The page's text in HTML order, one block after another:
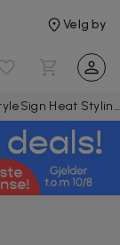
Velg by
Goldwell StyleSign Heat Styling Everyday Blow-dry Spray 200ml